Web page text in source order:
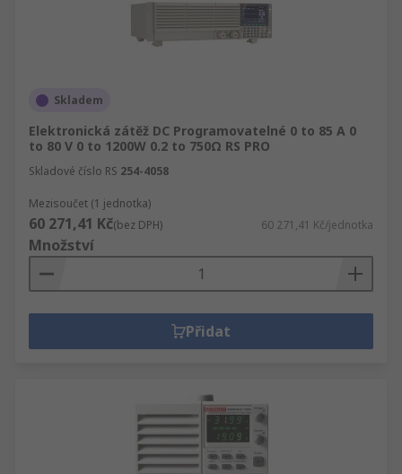
Skladem
Elektronická zátěž DC Programovatelné 0 to 85 A 0
to 80 V 0 to 1200W 0.2 to 750Ω RS PRO
Skladové číslo RS 254-4058
Mezisoučet (1 jednotka)
60 271,41 Kč(bez DPH) 60 271,41 Kč/jednotka
Množství
Přidat